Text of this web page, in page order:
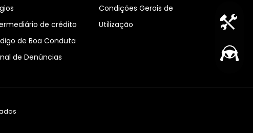
de crédito
de Boa Conduta
de Denúncias
Condições Gerais de
Utilização